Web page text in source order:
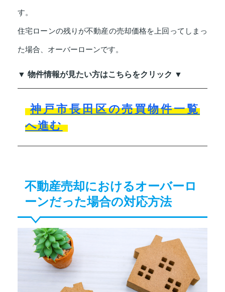
す。
住宅ローンの残りが不動産の売却価格を上回ってしまっ
た場合、オーバーローンです。
▼ 物件情報が見たい方はこちらをクリック ▼
神戸市長田区の売買物件一覧
へ進む
不動産売却におけるオーバーロ
ーンだった場合の対応方法